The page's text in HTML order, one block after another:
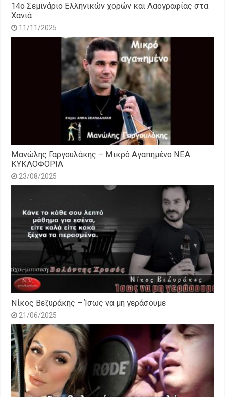
14o Σεμινάριο Ελληνικών χορών και Λαογραφίας στα
Χανιά
11/11/2025
Μανώλης Γαργουλάκης – Μικρό Αγαπημένο NEΑ
ΚΥΚΛΟΦΟΡΙΑ
23/08/2025
Νίκος Βεζυράκης – Ίσως να μη γεράσουμε
21/06/2025